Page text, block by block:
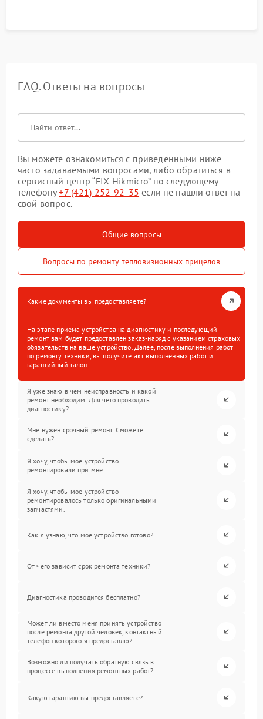
FAQ. Ответы на вопросы
Вы можете ознакомиться с приведенными ниже
часто задаваемыми вопросами, либо обратиться в
сервисный центр “FIX-Hikmicro” по следующему
телефону+7 (421) 252-92-35 если не нашли ответ на
свой вопрос.
Общие вопросы
Вопросы по ремонту тепловизионных прицелов
Какие документы вы предоставляете?
На этапе приема устройства на диагностику и последующий
ремонт вам будет предоставлен заказ-наряд с указанием страховых
обязательств на ваше устройство. Далее, после выполнения работ
по ремонту техники, вы получите акт выполненных работ и
гарантийный талон.
Я уже знаю в чем неисправность и какой
ремонт необходим. Для чего проводить
диагностику?
Мне нужен срочный ремонт. Сможете
сделать?
Я хочу, чтобы мое устройство
ремонтировали при мне.
Я хочу, чтобы мое устройство
ремонтировалось только оригинальными
запчастями.
Как я узнаю, что мое устройство готово?
От чего зависит срок ремонта техники?
Диагностика проводится бесплатно?
Может ли вместо меня принять устройство
после ремонта другой человек, контактный
телефон которого я предоставлю?
Возможно ли получать обратную связь в
процессе выполнения ремонтных работ?
Какую гарантию вы предоставляете?